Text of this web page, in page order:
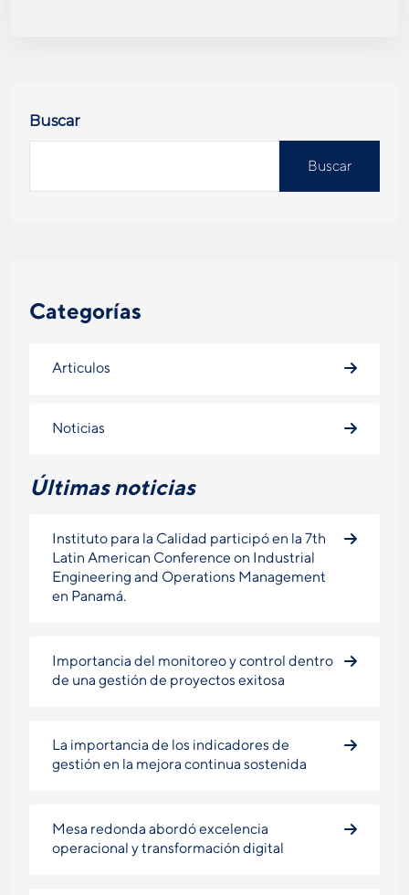
Buscar
Buscar
Categorías
Articulos
Noticias
Últimas noticias
Instituto para la Calidad participó en la 7th
Latin American Conference on Industrial
Engineering and Operations Management
en Panamá.
Importancia del monitoreo y control dentro
de una gestión de proyectos exitosa
La importancia de los indicadores de
gestión en la mejora continua sostenida
Mesa redonda abordó excelencia
operacional y transformación digital